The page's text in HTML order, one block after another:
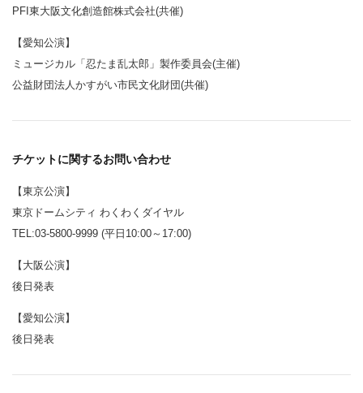
PFI東大阪文化創造館株式会社(共催)
【愛知公演】
ミュージカル「忍たま乱太郎」製作委員会(主催)
公益財団法人かすがい市民文化財団(共催)
チケットに関するお問い合わせ
【東京公演】
東京ドームシティ わくわくダイヤル
TEL:03-5800-9999 (平日10:00～17:00)
【大阪公演】
後日発表
【愛知公演】
後日発表